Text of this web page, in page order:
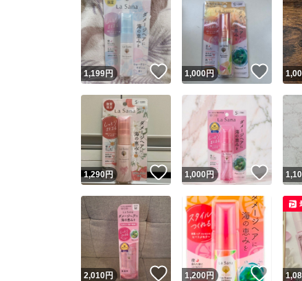
1,199円 いいね！
1,000円 いい
1,290円 いいね！
1,000円 いい
2,010円 いいね！
1,200円 いい